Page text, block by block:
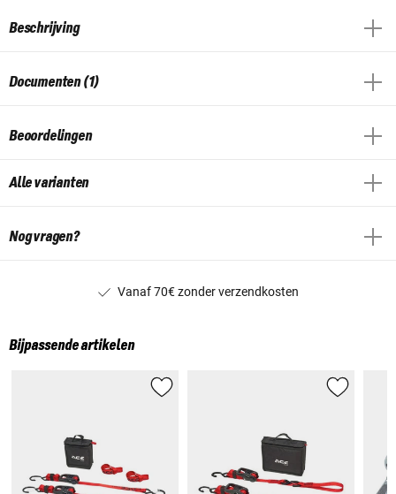
Beschrijving
Documenten (1)
Beoordelingen
Alle varianten
Nog vragen?
Vanaf 70€ zonder verzendkosten
Bijpassende artikelen